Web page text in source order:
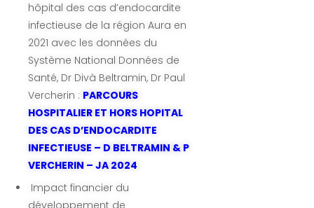
hôpital des cas d’endocardite
infectieuse de la région Aura en
2021 avec les données du
Système National Données de
Santé, Dr Divà Beltramin, Dr Paul
Vercherin : PARCOURS
HOSPITALIER ET HORS HOPITAL
DES CAS D’ENDOCARDITE
INFECTIEUSE – D BELTRAMIN & P
VERCHERIN – JA 2024
Impact financier du